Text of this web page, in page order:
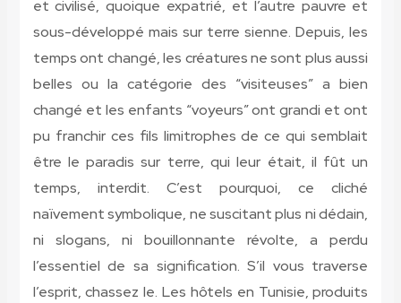
et civilisé, quoique expatrié, et l’autre pauvre et
sous-développé mais sur terre sienne. Depuis, les
temps ont changé, les créatures ne sont plus aussi
belles ou la catégorie des “visiteuses” a bien
changé et les enfants “voyeurs” ont grandi et ont
pu franchir ces fils limitrophes de ce qui semblait
être le paradis sur terre, qui leur était, il fût un
temps, interdit. C’est pourquoi, ce cliché
naïvement symbolique, ne suscitant plus ni dédain,
ni slogans, ni bouillonnante révolte, a perdu
l’essentiel de sa signification. S’il vous traverse
l’esprit, chassez le. Les hôtels en Tunisie, produits